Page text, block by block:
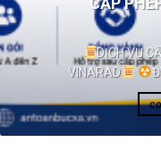
DỊCH VỤ
VINARAD